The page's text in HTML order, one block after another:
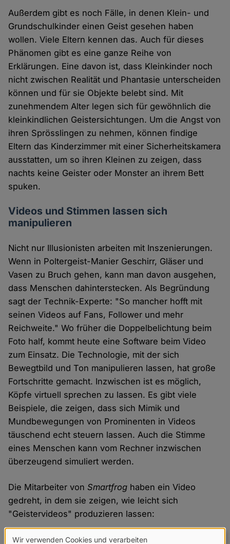
Außerdem gibt es noch Fälle, in denen Klein- und
Grundschulkinder einen Geist gesehen haben
wollen. Viele Eltern kennen das. Auch für dieses
Phänomen gibt es eine ganze Reihe von
Erklärungen. Eine davon ist, dass Kleinkinder noch
nicht zwischen Realität und Phantasie unterscheiden
können und für sie Objekte belebt sind. Mit
zunehmendem Alter legen sich für gewöhnlich die
kleinkindlichen Geistersichtungen. Um die Angst von
ihren Sprösslingen zu nehmen, können findige
Eltern das Kinderzimmer mit einer Sicherheitskamera
ausstatten, um so ihren Kleinen zu zeigen, dass
nachts keine Geister oder Monster an ihrem Bett
spuken.
Videos und Stimmen lassen sich
manipulieren
Nicht nur Illusionisten arbeiten mit Inszenierungen.
Wenn in Poltergeist-Manier Geschirr, Gläser und
Vasen zu Bruch gehen, kann man davon ausgehen,
dass Menschen dahinterstecken. Als Begründung
sagt der Technik-Experte: "So mancher hofft mit
seinen Videos auf Fans, Follower und mehr
Reichweite." Wo früher die Doppelbelichtung beim
Foto half, kommt heute eine Software beim Video
zum Einsatz. Die Technologie, mit der sich
Bewegtbild und Ton manipulieren lassen, hat große
Fortschritte gemacht. Inzwischen ist es möglich,
Köpfe virtuell sprechen zu lassen. Es gibt viele
Beispiele, die zeigen, dass sich Mimik und
Mundbewegungen von Prominenten in Videos
täuschend echt steuern lassen. Auch die Stimme
eines Menschen kann vom Rechner inzwischen
überzeugend simuliert werden.
Die Mitarbeiter vonSmartfrog haben ein Video
gedreht, in dem sie zeigen, wie leicht sich
"Geistervideos" produzieren lassen:
Wir verwenden Cookies und verarbeiten